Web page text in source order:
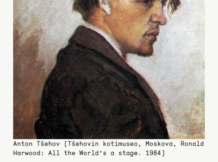
Anton Tšehov [Tšehovin kotimuseo, Moskova, Ronald
Harwood: All the World’s a stage. 1984]